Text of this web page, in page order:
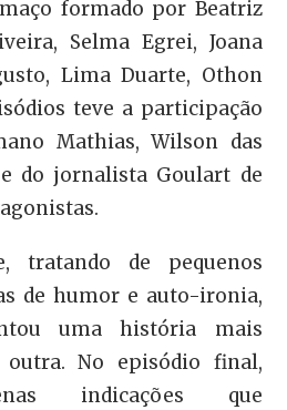
formado por Beatriz
Selma Egrei, Joana
Lima Duarte, Othon
teve a participação
Mathias, Wilson das
do jornalista Goulart de
tratando de pequenos
de humor e auto-ironia,
uma história mais
No episódio final,
indicações que